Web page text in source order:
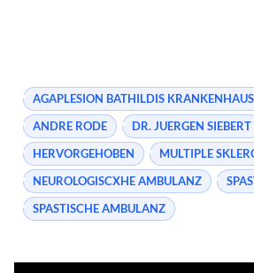
AGAPLESION BATHILDIS
ANDRE RODE
DR. JUERGEN SIEBERT
HERVORGEHOBEN
MULTIPLE
NEUROLOGISCXHE AMBULANZ
SPASTISCHE AMBULANZ